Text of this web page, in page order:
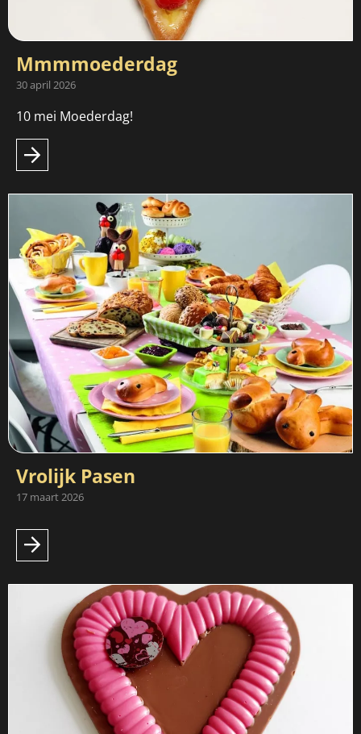
Mmmmoederdag
30 april 2026
10 mei Moederdag!
Vrolijk Pasen
17 maart 2026